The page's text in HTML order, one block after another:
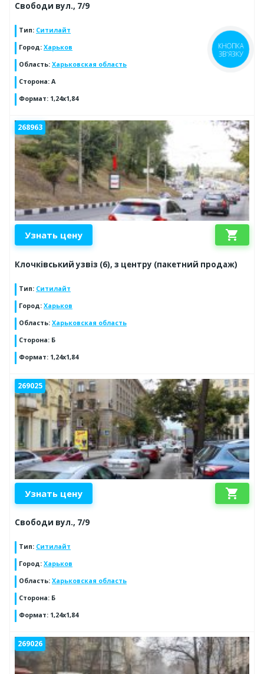
Свободи вул., 7/9
Тип: Ситилайт
Город: Харьков
Область: Харьковская область
Сторона: А
Формат: 1,24х1,84
268963
Узнать цену shopping_cart
Клочківський узвіз (6), з центру (пакетний продаж)
Тип: Ситилайт
Город: Харьков
Область: Харьковская область
Сторона: Б
Формат: 1,24х1,84
269025
Узнать цену shopping_cart
Свободи вул., 7/9
Тип: Ситилайт
Город: Харьков
Область: Харьковская область
Сторона: Б
Формат: 1,24х1,84
269026